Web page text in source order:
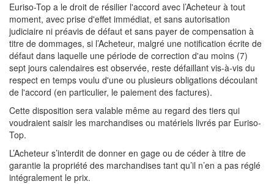
Euriso-Top a le droit de résilier l'accord avec l’Acheteur à tout
moment, avec prise d'effet immédiat, et sans autorisation
judiciaire ni préavis de défaut et sans payer de compensation à
titre de dommages, si l’Acheteur, malgré une notification écrite de
défaut dans laquelle une période de correction d'au moins (7)
sept jours calendaires est observée, reste défaillant vis-à-vis du
respect en temps voulu d'une ou plusieurs obligations découlant
de l'accord (en particulier, le paiement des factures).
Cette disposition sera valable même au regard des tiers qui
voudraient saisir les marchandises ou matériels livrés par Euriso-
Top.
L’Acheteur s’interdit de donner en gage ou de céder à titre de
garantie la propriété des marchandises tant qu’il n’en a pas réglé
intégralement le prix.